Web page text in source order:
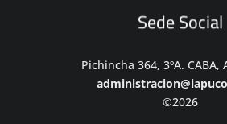
Sede Social
Pichincha 364, 3ºA. CABA,
©2026